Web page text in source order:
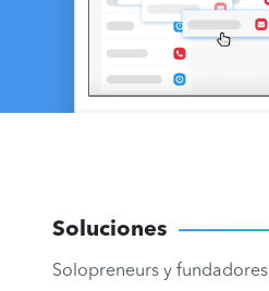
Soluciones
Solopreneurs y fundadores